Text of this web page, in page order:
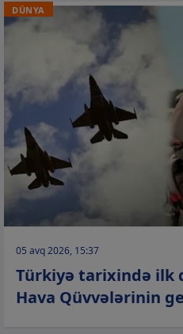
DÜNYA
05 avq 2026, 15:37
Türkiyə tarixində ilk
Hava Qüvvələrinin